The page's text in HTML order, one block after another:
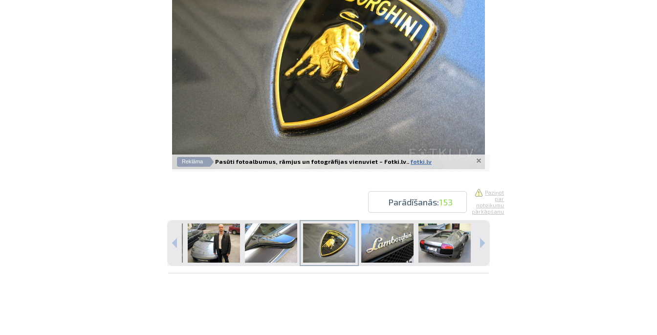
Izdrukas 1h laikā Rīgā – pasūtiet tiešsaistē
Dažādi formāti un papīra veidi jūsu foto
Piegāde visā Latvijā vai saņemšana klātienē
Reklāma Pasūti fotoalbumus, rāmjus un fotogrāfijas vienuviet – Fotki.lv.. fotki.lv
Parādīšanās:153
Paziņot
par
noteikumu
pārkāpšanu